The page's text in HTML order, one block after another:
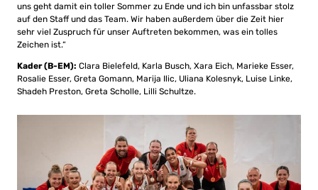
uns geht damit ein toller Sommer zu Ende und ich bin unfassbar stolz
auf den Staff und das Team. Wir haben außerdem über die Zeit hier
sehr viel Zuspruch für unser Auftreten bekommen, was ein tolles
Zeichen ist.“
Kader (B-EM): Clara Bielefeld, Karla Busch, Xara Eich, Marieke Esser,
Rosalie Esser, Greta Gomann, Marija Ilic, Uliana Kolesnyk, Luise Linke,
Shadeh Preston, Greta Scholle, Lilli Schultze.